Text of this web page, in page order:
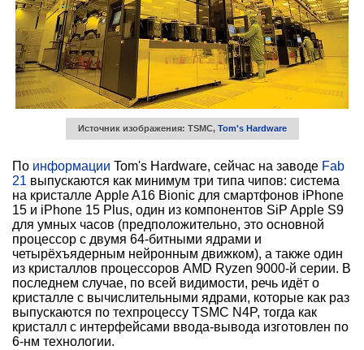
Источник изображения: TSMC, Tom's Hardware
По информации Tom's Hardware, сейчас на заводе Fab
21 выпускаются как минимум три типа чипов: система
на кристалле Apple A16 Bionic для смартфонов iPhone
15 и iPhone 15 Plus, один из компонентов SiP Apple S9
для умных часов (предположительно, это основной
процессор с двумя 64-битными ядрами и
четырёхъядерным нейронным движком), а также один
из кристаллов процессоров AMD Ryzen 9000-й серии. В
последнем случае, по всей видимости, речь идёт о
кристалле с вычислительными ядрами, которые как раз
выпускаются по техпроцессу TSMC N4P, тогда как
кристалл с интерфейсами ввода-вывода изготовлен по
6-нм технологии.